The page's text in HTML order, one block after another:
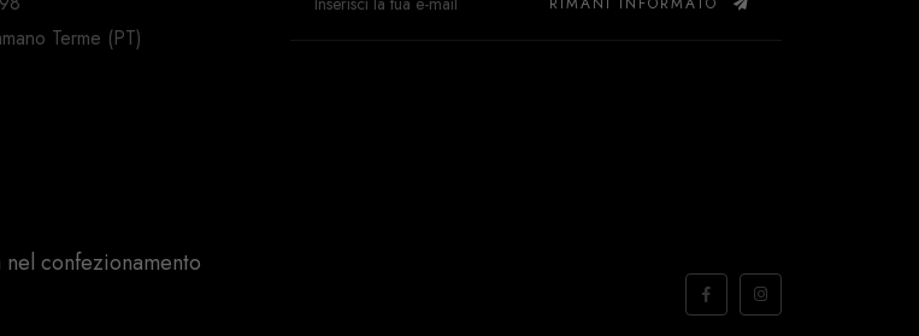
Terme (PT)
confezionamento